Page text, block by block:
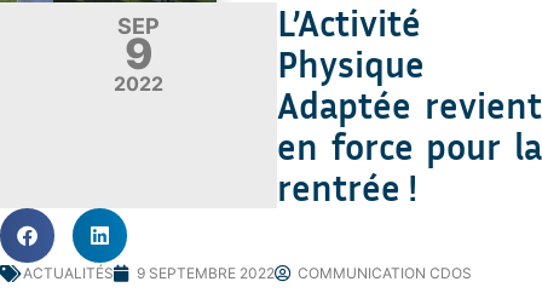
SEP
9
2022
L’Activité
Physique
Adaptée revient
en force pour la
rentrée !
ACTUALITÉS 9 SEPTEMBRE 2022 COMMUNICATION CDOS